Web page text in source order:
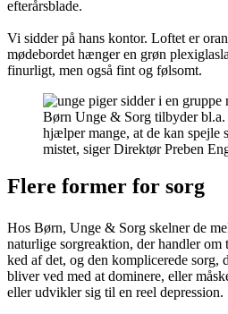
efterårsblade.
Vi sidder på hans kontor. Loftet er
mødebordet hænger en grøn
finurligt, men også fint og følsomt.
Børn Unge & Sorg tilbyder bl.a.
hjælper mange, at de kan spejle
mistet, siger Direktør Preben
Flere former for sorg
Hos Børn, Unge & Sorg skelner de
naturlige sorgreaktion, der handler
ked af det, og den komplicerede sorg,
bliver ved med at dominere, eller
eller udvikler sig til en reel depression.